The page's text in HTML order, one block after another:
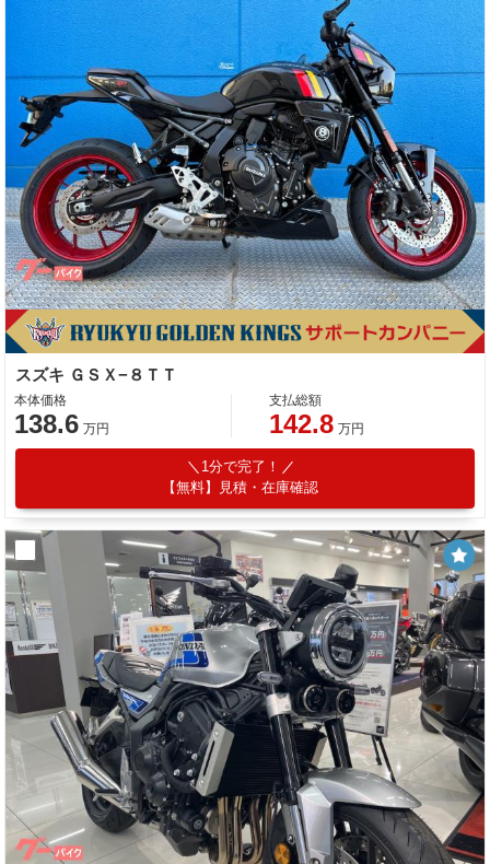
スズキ ＧＳＸ−８ＴＴ
本体価格
138.6 万円
支払総額
142.8 万円
1分で完了！
【無料】見積・在庫確認